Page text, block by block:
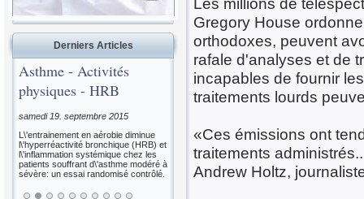
Derniers Articles
Asthme - Activités
physiques - HRB
samedi 19. septembre 2015
L\'entrainement en aérobie diminue
l\'hyperréactivité bronchique (HRB) et
l\'inflammation systémique chez les
patients souffrant d\'asthme modéré à
sévère: un essai randomisé contrôlé.
Gregory House
orthodoxes, peuvent
rafale d'analyses et de
incapables de fournir
traitements lourds
«Ces émissions ont
traitements
Andrew Holtz,